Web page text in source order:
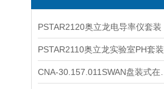
PSTAR2120奥立龙电导率仪套装
PSTAR2110奥立龙实验室PH套装